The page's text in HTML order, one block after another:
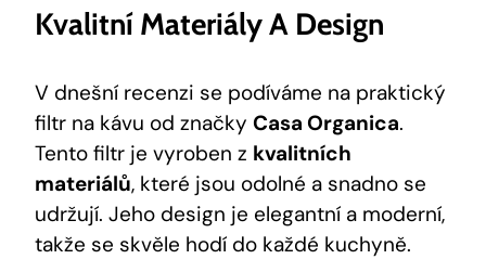
Kvalitní Materiály A Design
V dnešní recenzi se podíváme na praktický
filtr na kávu od značky Casa Organica.
Tento filtr je vyroben z kvalitních
materiálů, které jsou odolné a snadno se
udržují. Jeho design je elegantní a moderní,
takže se skvěle hodí do každé kuchyně.